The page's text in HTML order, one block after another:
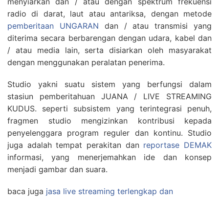
radio di darat, laut atau antariksa, dengan metode
pemberitaan UNGARAN dan / atau transmisi yang
diterima secara berbarengan dengan udara, kabel dan
/ atau media lain, serta disiarkan oleh masyarakat
dengan menggunakan peralatan penerima.
Studio yakni suatu sistem yang berfungsi dalam
stasiun pemberitahuan JUANA / LIVE STREAMING
KUDUS. seperti subsistem yang terintegrasi penuh,
fragmen studio mengizinkan kontribusi kepada
penyelenggara program reguler dan kontinu. Studio
juga adalah tempat perakitan dan reportase DEMAK
informasi, yang menerjemahkan ide dan konsep
menjadi gambar dan suara.
baca juga jasa live streaming terlengkap dan